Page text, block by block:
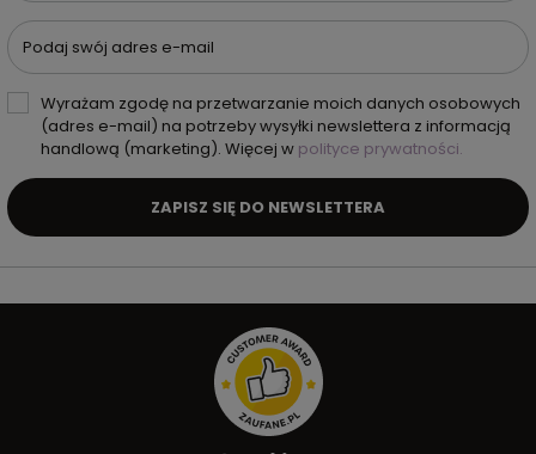
Podaj swój adres e-mail
Wyrażam zgodę na przetwarzanie moich danych osobowych
(adres e-mail) na potrzeby wysyłki newslettera z informacją
handlową (marketing). Więcej w polityce prywatności.
ZAPISZ SIĘ DO NEWSLETTERA